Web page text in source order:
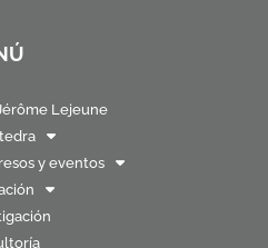
Lejeune
y eventos